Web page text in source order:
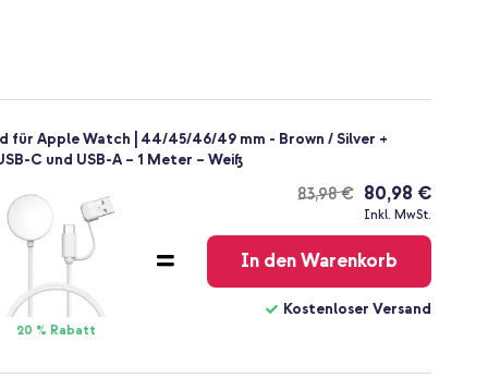
für Apple Watch | 44/45/46/49 mm - Brown / Silver +
C und USB-A – 1 Meter – Weiß
20 % Rabatt
83,98 €
Kostenloser
80,98 €
Inkl. MwSt.
In den Warenkorb
Kostenloser Versand